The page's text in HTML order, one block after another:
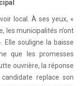
local. À ses yeux, «
les municipalités n’ont
Elle souligne la baisse
que les promesses
ouvrière, la réponse
replace son